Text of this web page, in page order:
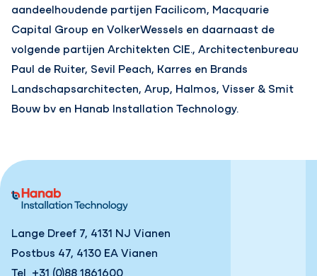
aandeelhoudende partijen Facilicom, Macquarie
Capital Group en VolkerWessels en daarnaast de
volgende partijen Architekten CIE., Architectenbureau
Paul de Ruiter, Sevil Peach, Karres en Brands
Landschapsarchitecten, Arup, Halmos, Visser & Smit
Bouw bv en Hanab Installation Technology.
Lange Dreef 7, 4131 NJ Vianen
Postbus 47, 4130 EA Vianen
Tel +31 (0)88 1861600